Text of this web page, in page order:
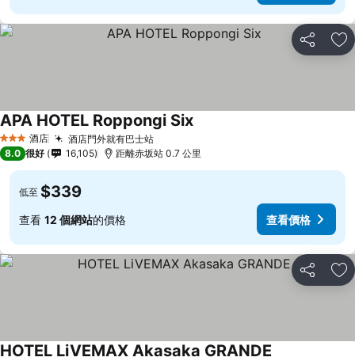
分享 放
3 星級 酒店 酒店門外就有巴士站查看價格
APA HOTEL Roppongi Six查看價格
8.0 很好 16,105 距離赤坂站 0.7 公里
低至 $339
查看 12 個網站的價格 查看價格
分享 放
HOTEL LiVEMAX Akasaka GRANDE